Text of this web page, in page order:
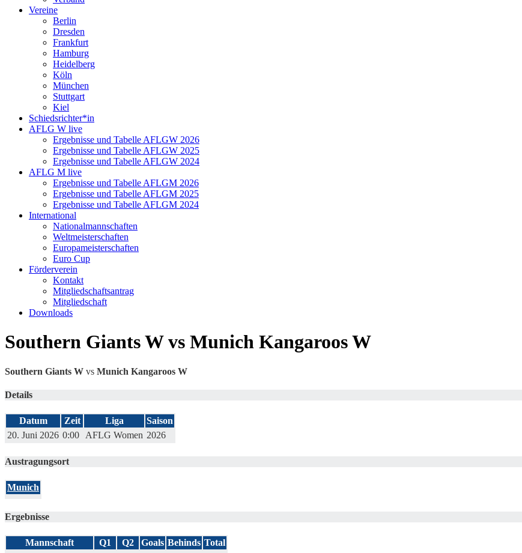
Vereine
Berlin
Dresden
Frankfurt
Hamburg
Heidelberg
Köln
München
Stuttgart
Kiel
Schiedsrichter*in
AFLG W live
Ergebnisse und Tabelle AFLGW 2026
Ergebnisse und Tabelle AFLGW 2025
Ergebnisse und Tabelle AFLGW 2024
AFLG M live
Ergebnisse und Tabelle AFLGM 2026
Ergebnisse und Tabelle AFLGM 2025
Ergebnisse und Tabelle AFLGM 2024
International
Nationalmannschaften
Weltmeisterschaften
Europameisterschaften
Euro Cup
Förderverein
Kontakt
Mitgliedschaftsantrag
Mitgliedschaft
Downloads
Southern Giants W vs Munich Kangaroos W
Southern Giants W vs Munich Kangaroos W
Details
Datum Zeit Liga
Saison
20. Juni 2026 0:00 AFLG Women 2026
Austragungsort
Munich
Ergebnisse
Mannschaft Q1 Q2 Goals Behinds Total